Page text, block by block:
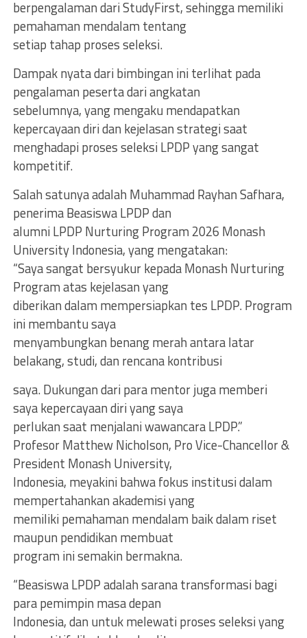
berpengalaman dari StudyFirst, sehingga memiliki
pemahaman mendalam tentang
setiap tahap proses seleksi.
Dampak nyata dari bimbingan ini terlihat pada
pengalaman peserta dari angkatan
sebelumnya, yang mengaku mendapatkan
kepercayaan diri dan kejelasan strategi saat
menghadapi proses seleksi LPDP yang sangat
kompetitif.
Salah satunya adalah Muhammad Rayhan Safhara,
penerima Beasiswa LPDP dan
alumni LPDP Nurturing Program 2026 Monash
University Indonesia, yang mengatakan:
“Saya sangat bersyukur kepada Monash Nurturing
Program atas kejelasan yang
diberikan dalam mempersiapkan tes LPDP. Program
ini membantu saya
menyambungkan benang merah antara latar
belakang, studi, dan rencana kontribusi
saya. Dukungan dari para mentor juga memberi
saya kepercayaan diri yang saya
perlukan saat menjalani wawancara LPDP.”
Profesor Matthew Nicholson, Pro Vice-Chancellor &
President Monash University,
Indonesia, meyakini bahwa fokus institusi dalam
mempertahankan akademisi yang
memiliki pemahaman mendalam baik dalam riset
maupun pendidikan membuat
program ini semakin bermakna.
“Beasiswa LPDP adalah sarana transformasi bagi
para pemimpin masa depan
Indonesia, dan untuk melewati proses seleksi yang